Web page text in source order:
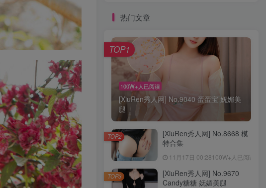
热门文章
100W+人已阅读
[XiuRen秀人网] No.9040 蛋蛋宝 妩媚美
腿
TOP1
[XiuRen秀人网] No.8668 模
特合集
11月17日 00:28 100W+人已阅读
TOP2
[XiuRen秀人网] No.9670
Candy糖糖 妩媚美腿
TOP3